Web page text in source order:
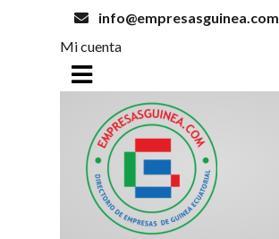
info@empresasguinea.com
Mi cuenta